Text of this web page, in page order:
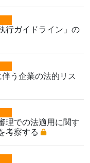
行ガイドライン」の
伴う企業の法的リス
理での法適用に関す
考察する